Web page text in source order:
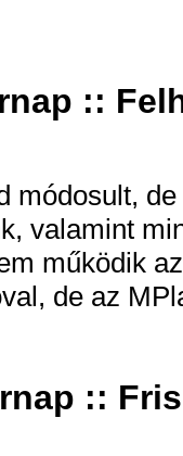
::
módosult,
valamint
működik
de az
::